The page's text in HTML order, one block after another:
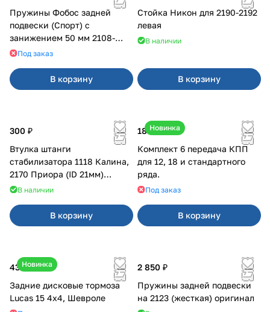
Пружины Фобос задней
подвески (Спорт) с
занижением 50 мм 2108-
21099, 2113-2115
Под заказ
В корзину
Стойка Никон для 2190-2192
левая
В наличии
В корзину
300 ₽
Втулка штанги
стабилизатора 1118 Калина,
2170 Приора (ID 21мм)
VTULKA (желтая) 17-01-110
В наличии
В корзину
Новинка
18 000 ₽
Комплект 6 передача КПП
для 12, 18 и стандартного
ряда.
Под заказ
В корзину
Новинка
43 000 ₽
Задние дисковые тормоза
Lucas 15 4х4, Шевроле
2 850 ₽
Пружины задней подвески
на 2123 (жесткая) оригинал